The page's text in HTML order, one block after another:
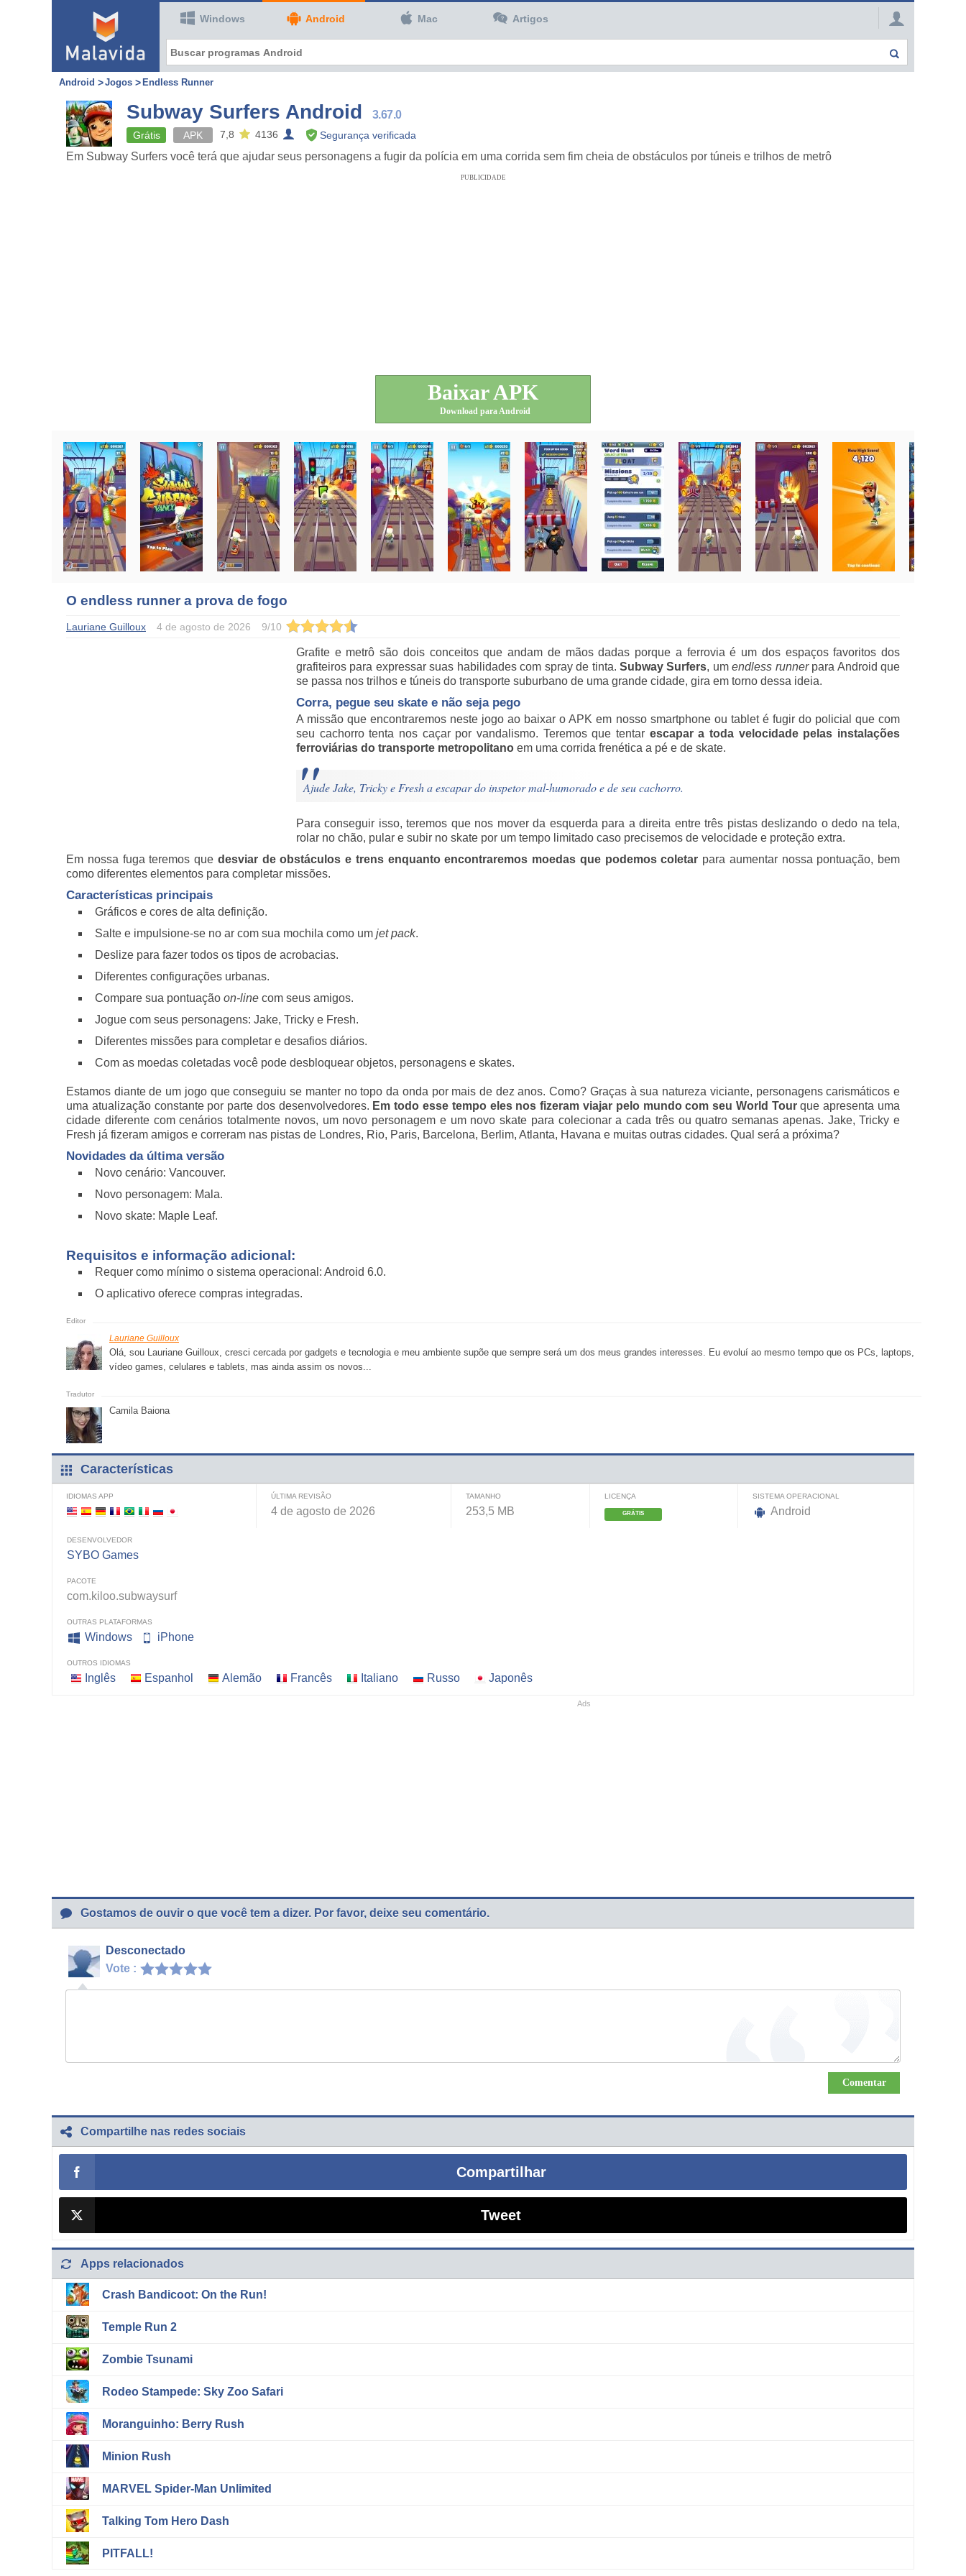
Windows Android Mac Artigos
Android Jogos Endless Runner
Subway Surfers Android 3.67.0
Grátis APK 7,8 4136 Segurança verificada
Em Subway Surfers você terá que ajudar seus personagens a fugir da polícia em uma corrida sem fim cheia de obstáculos por túneis e trilhos de metrô
PUBLICIDADE
Baixar APK
Download para Android
O endless runner a prova de fogo
Lauriane Guilloux 4 de agosto de 2026 9/10
Grafite e metrô são dois conceitos que andam de mãos dadas porque a ferrovia é um dos espaços favoritos dos
grafiteiros para expressar suas habilidades com spray de tinta. Subway Surfers, umendless runner para Android que
se passa nos trilhos e túneis do transporte suburbano de uma grande cidade, gira em torno dessa ideia.
Corra, pegue seu skate e não seja pego
A missão que encontraremos neste jogo ao baixar o APK em nosso smartphone ou tablet é fugir do policial que com
seu cachorro tenta nos caçar por vandalismo. Teremos que tentar escapar a toda velocidade pelas instalações
ferroviárias do transporte metropolitano em uma corrida frenética a pé e de skate.
Ajude Jake, Tricky e Fresh a escapar do inspetor mal-humorado e de seu cachorro.
Para conseguir isso, teremos que nos mover da esquerda para a direita entre três pistas deslizando o dedo na tela,
rolar no chão, pular e subir no skate por um tempo limitado caso precisemos de velocidade e proteção extra.
Em nossa fuga teremos que desviar de obstáculos e trens enquanto encontraremos moedas que podemos coletar para aumentar nossa pontuação, bem
como diferentes elementos para completar missões.
Características principais
Gráficos e cores de alta definição.
Salte e impulsione-se no ar com sua mochila como um jet pack.
Deslize para fazer todos os tipos de acrobacias.
Diferentes configurações urbanas.
Compare sua pontuação on-line com seus amigos.
Jogue com seus personagens: Jake, Tricky e Fresh.
Diferentes missões para completar e desafios diários.
Com as moedas coletadas você pode desbloquear objetos, personagens e skates.
Estamos diante de um jogo que conseguiu se manter no topo da onda por mais de dez anos. Como? Graças à sua natureza viciante, personagens carismáticos e
uma atualização constante por parte dos desenvolvedores. Em todo esse tempo eles nos fizeram viajar pelo mundo com seu World Tourque apresenta uma
cidade diferente com cenários totalmente novos, um novo personagem e um novo skate para colecionar a cada três ou quatro semanas apenas. Jake, Tricky e
Fresh já fizeram amigos e correram nas pistas de Londres, Rio, Paris, Barcelona, ​​Berlim, Atlanta, Havana e muitas outras cidades. Qual será a próxima?
Novidades da última versão
Novo cenário: Vancouver.
Novo personagem: Mala.
Novo skate: Maple Leaf.
Requisitos e informação adicional:
Requer como mínimo o sistema operacional: Android 6.0.
O aplicativo oferece compras integradas.
Lauriane Guilloux
Olá, sou Lauriane Guilloux, cresci cercada por gadgets e tecnologia e meu ambiente supõe que sempre será um dos meus grandes interesses. Eu evoluí ao mesmo tempo que os PCs, laptops,
vídeo games, celulares e tablets, mas ainda assim os novos...
Camila Baiona
Características
IDIOMAS APP ÚLTIMA REVISÃO
4 de agosto de 2026
TAMANHO
253,5 MB
LICENÇA
GRÁTIS
SISTEMA OPERACIONAL
Android
DESENVOLVEDOR
SYBO Games
PACOTE
com.kiloo.subwaysurf
OUTRAS PLATAFORMAS
Windows iPhone
OUTROS IDIOMAS
Inglês Espanhol Alemão Francês Italiano Russo Japonês
Gostamos de ouvir o que você tem a dizer. Por favor, deixe seu comentário.
Desconectado
Vote :
Compartilhe nas redes sociais
Compartilhar
Tweet
Apps relacionados
Crash Bandicoot: On the Run!
Temple Run 2
Zombie Tsunami
Rodeo Stampede: Sky Zoo Safari
Moranguinho: Berry Rush
Minion Rush
MARVEL Spider-Man Unlimited
Talking Tom Hero Dash
PITFALL!